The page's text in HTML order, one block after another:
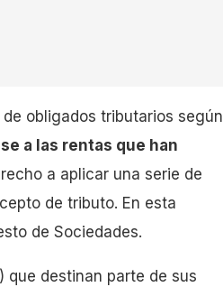
obligados tributarios según
a las rentas que han
a aplicar una serie de
de tributo. En esta
de Sociedades.
que destinan parte de sus